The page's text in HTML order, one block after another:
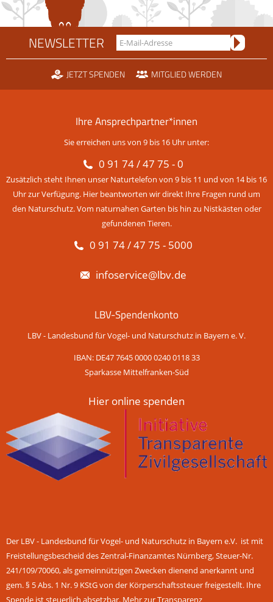
NEWSLETTER
JETZT SPENDEN MITGLIED WERDEN
Ihre Ansprechpartner*innen
Sie erreichen uns von 9 bis 16 Uhr unter:
0 91 74 / 47 75 - 0
Zusätzlich steht Ihnen unser Naturtelefon von 9 bis 11 und von 14 bis 16
Uhr zur Verfügung. Hier beantworten wir direkt Ihre Fragen rund um
den Naturschutz. Vom naturnahen Garten bis hin zu Nistkästen oder
gefundenen Tieren.
0 91 74 / 47 75 - 5000
infoservice@lbv.de
LBV-Spendenkonto
LBV - Landesbund für Vogel- und Naturschutz in Bayern e. V.
IBAN: DE47 7645 0000 0240 0118 33
Sparkasse Mittelfranken-Süd
Hier online spenden
Der LBV - Landesbund für Vogel- und Naturschutz in Bayern e.V. ist mit
Freistellungsbescheid des Zentral-Finanzamtes Nürnberg, Steuer-Nr.
241/109/70060, als gemeinnützigen Zwecken dienend anerkannt und
gem. § 5 Abs. 1 Nr. 9 KStG von der Körperschaftssteuer freigestellt. Ihre
Spende ist steuerlich absetzbar. Mehr zur Transparenz